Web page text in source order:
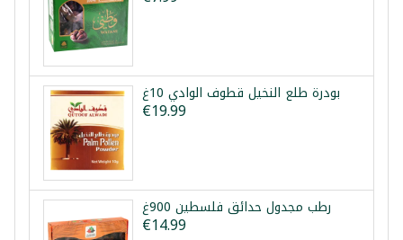
بودرة طلع النخيل قطوف الوادي 10غ
€19.99
رطب مجدول حدائق فلسطين 900غ
€14.99